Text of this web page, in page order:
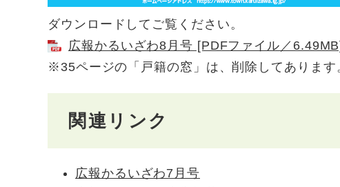
ダウンロードしてご覧ください。
広報かるいざわ8月号 [PDFファイル／
※35ページの「戸籍の窓」は、削除してあります
関連リンク
広報かるいざわ7月号